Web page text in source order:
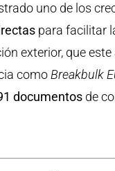
uno de los
para facilitar
exterior, que
como Breakbulk
documentos de